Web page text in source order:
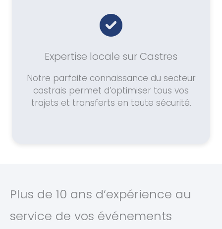
Expertise locale sur Castres
Notre parfaite connaissance du secteur
castrais permet d’optimiser tous vos
trajets et transferts en toute sécurité.
Plus de 10 ans d’expérience au
service de vos événements